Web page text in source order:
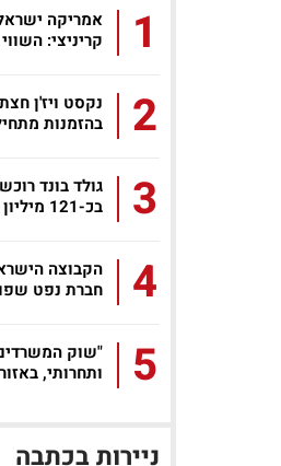
1
קריניצי:
2
בהזמנות
3
גולד בונד
בכ-121 מיליון ש'
4
הקבוצה
חברת נפט
5
"שוק
ותחרותי,
ניירות בכתבה